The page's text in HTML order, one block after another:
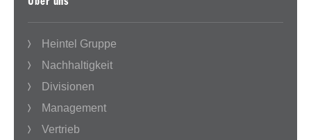
Heintel Gruppe
Nachhaltigkeit
Divisionen
Management
Vertrieb